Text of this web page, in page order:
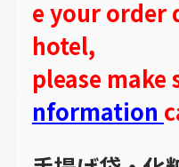
e your order
hotel,
please make
nformation